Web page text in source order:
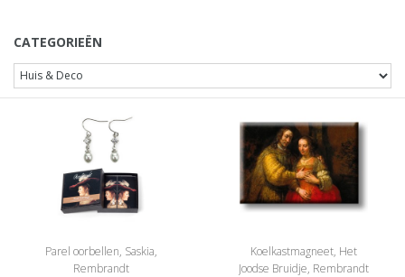
CATEGORIEËN
Parel oorbellen, Saskia,
Rembrandt
Koelkastmagneet, Het
Joodse Bruidje, Rembrandt